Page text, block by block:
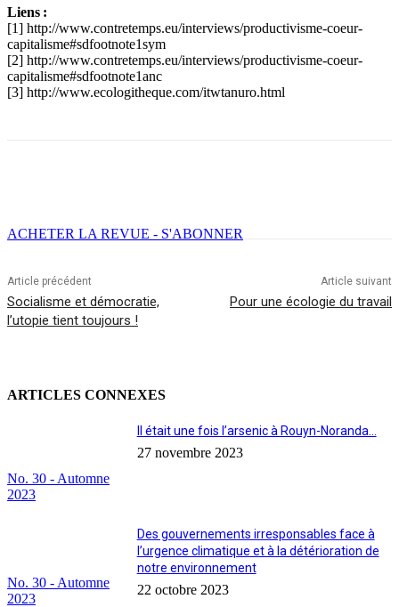
Liens :
[1] http://www.contretemps.eu/interviews/productivisme-coeur-
capitalisme#sdfootnote1sym
[2] http://www.contretemps.eu/interviews/productivisme-coeur-
capitalisme#sdfootnote1anc
[3] http://www.ecologitheque.com/itwtanuro.html
ACHETER LA REVUE - S'ABONNER
Article précédent
Socialisme et démocratie,
l’utopie tient toujours !
Article suivant
Pour une écologie du travail
ARTICLES CONNEXES
No. 30 - Automne
2023
Il était une fois l’arsenic à Rouyn-Noranda…
27 novembre 2023
No. 30 - Automne
2023
Des gouvernements irresponsables face à
l’urgence climatique et à la détérioration de
notre environnement
22 octobre 2023